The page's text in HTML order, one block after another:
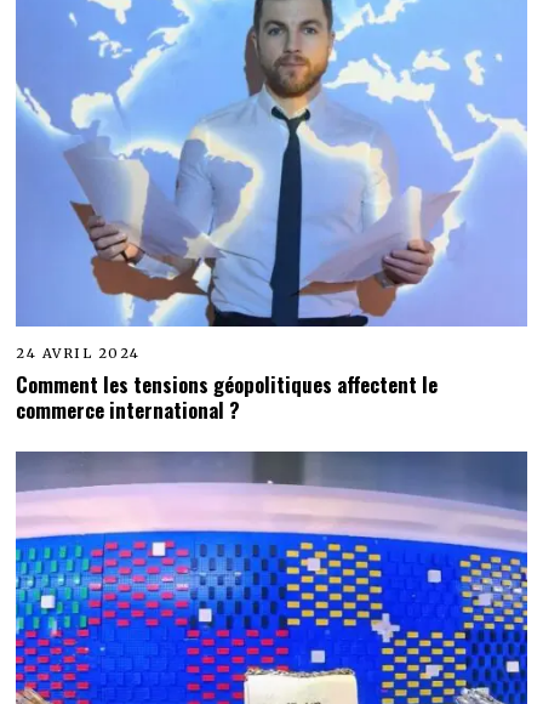
24 AVRIL 2024
Comment les tensions géopolitiques affectent le
commerce international ?